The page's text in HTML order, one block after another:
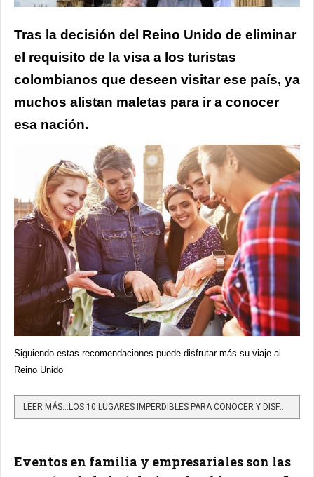
Tras la decisión del Reino Unido de eliminar
el requisito de la visa a los turistas
colombianos que deseen visitar ese país, ya
muchos alistan maletas para ir a conocer
esa nación.
Siguiendo estas recomendaciones puede disfrutar más su viaje al
Reino Unido
LEER MÁS…LOS 10 LUGARES IMPERDIBLES PARA CONOCER Y DISFRUTAR EN EL REINO UNIDO
Eventos en familia y empresariales son las